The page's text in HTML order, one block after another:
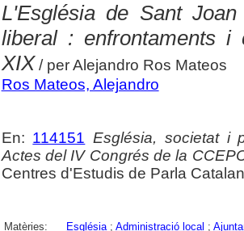
L'Església de Sant
liberal : enfrontaments i
XIX / per Alejandro Ros Mateos
Ros Mateos, Alejandro
En: 114151 Església, societat i
Actes del IV Congrés de la
Centres d'Estudis de Parla
Matèries: Església; Administració local ;